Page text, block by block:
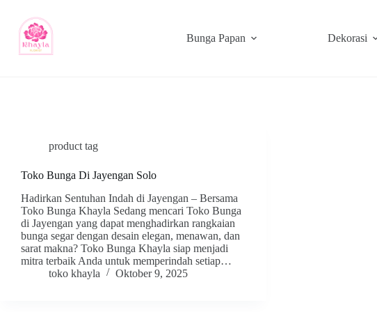
Bunga Papan Dekorasi
product tag
Toko Bunga Di Jayengan Solo
Hadirkan Sentuhan Indah di Jayengan – Bersama
Toko Bunga Khayla Sedang mencari Toko Bunga
di Jayengan yang dapat menghadirkan rangkaian
bunga segar dengan desain elegan, menawan, dan
sarat makna? Toko Bunga Khayla siap menjadi
mitra terbaik Anda untuk memperindah setiap…
toko khayla
Oktober 9, 2025